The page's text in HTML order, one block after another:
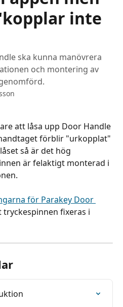
inte
ska kunna manövrera
och montering av
att låsa upp Door Handle
förblir "urkopplat"
så är det hög
är felaktigt monterad i
för Parakey Door
tryckespinnen fixeras i